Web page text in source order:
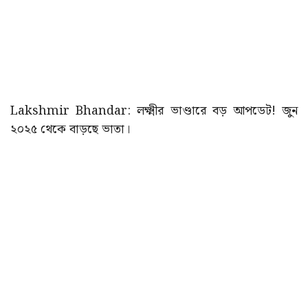
Lakshmir Bhandar: লক্ষ্মীর ভাণ্ডারে বড় আপডেট! জুন
২০২৫ থেকে বাড়ছে ভাতা।